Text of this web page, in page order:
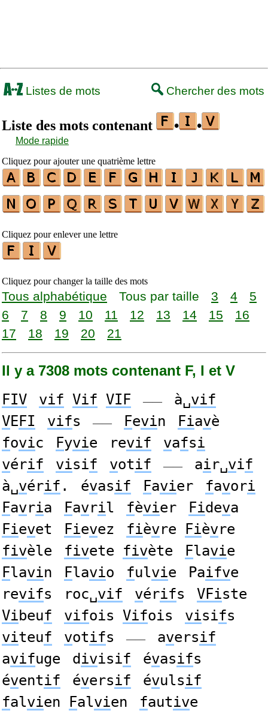
Listes de mots Chercher des mots
Liste des mots contenant • •
Mode rapide
Cliquez pour ajouter une quatrième lettre
Cliquez pour enlever une lettre
Cliquez pour changer la taille des mots
Tous alphabétique Tous par taille 3 4
5
6
7 8 9 10 11 12 13 14 15
16
17
18 19 20 21
Il y a 7308 mots contenant F, I et V
FIV vif Vif VIF —— à␣vif
VE FI vifs —— Fevin Fiavè
fovic Fyvie revif vafsi
vérif visif votif —— air␣vif
à␣vérif . évasif Favier favori
Favria Favril fèvier Fideva
Fievet Fievez fièvre Fièvre
fivèle fivete fivète Flavie
Flavin Flavio fulvie Paifve
revifs roc␣vif vérifs VFiste
Vibeuf vifois Vifois visifs
viteuf votifs —— aversif
avifuge d ivisif évasifs
éventif éversif évulsif
falvien Falvien fautive